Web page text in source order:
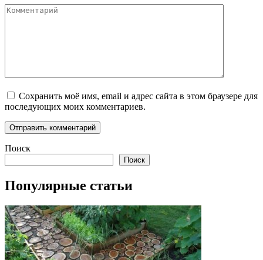
Комментарий
Сохранить моё имя, email и адрес сайта в этом браузере для
последующих моих комментариев.
Поиск
Поиск
Популярные статьи